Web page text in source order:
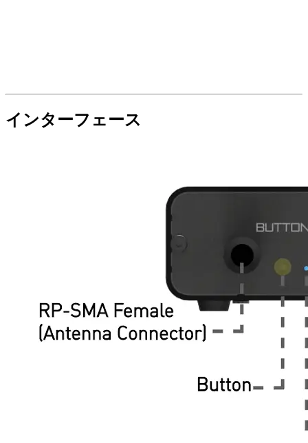
インターフェース